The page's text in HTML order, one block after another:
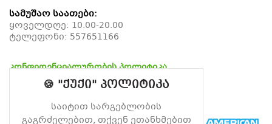
სამუშაო საათები:
ყოველდღე: 10.00-20.00
ტელეფონი: 557651166
კონფიდენციალურობის პოლიტიკა
დაბრუნების პოლიტიკა
მიწოდების პოლიტიკა
🍪 "ქუქი" პოლიტიკა
საიტით სარგებლობის
გაგრძელებით, თქვენ ეთანხმებით